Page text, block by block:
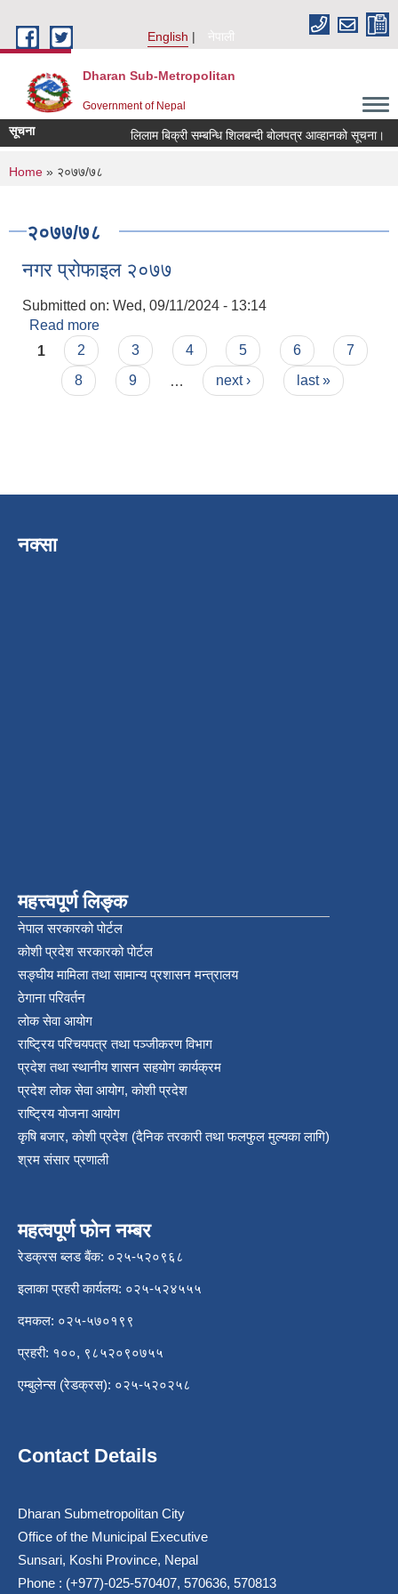
English
नेपाली
Dharan Sub-Metropolitan
Government of Nepal
सूचना लिलाम बिक्री सम्बन्धि शिलबन्दी बोलपत्र आव्हानको सूचना।
You are here
Home » २०७७/७८
२०७७/७८
नगर प्रोफाइल २०७७
Submitted on: Wed, 09/11/2024 - 13:14
Read more
Pages
1 2 3 4 5 6
7
8
9 next › last »
नक्सा
महत्त्वपूर्ण लिङ्क
नेपाल सरकारको पोर्टल
कोशी प्रदेश सरकारको पोर्टल
सङ्‍घीय मामिला तथा सामान्य प्रशासन मन्त्रालय
ठेगाना परिवर्तन
लोक सेवा आयोग
राष्ट्रिय परिचयपत्र तथा पञ्‍जीकरण विभाग
प्रदेश तथा स्थानीय शासन सहयोग कार्यक्रम
प्रदेश लोक सेवा आयोग, कोशी प्रदेश
राष्ट्रिय योजना आयोग
कृषि बजार, कोशी प्रदेश (दैनिक तरकारी तथा फलफुल मुल्यका लागि)
श्रम संसार प्रणाली
महत्वपूर्ण फोन नम्बर
रेडक्रस ब्लड बैंक: ०२५-५२०९६८
इलाका प्रहरी कार्यलय: ०२५-५२४५५५
दमकल: ०२५-५७०१९९
प्रहरी: १००, ९८५२०९०७५५
एम्बुलेन्स (रेडक्रस): ०२५-५२०२५८
Contact Details
Dharan Submetropolitan City
Office of the Municipal Executive
Sunsari, Koshi Province, Nepal
Phone : (+977)-025-570407, 570636, 570813